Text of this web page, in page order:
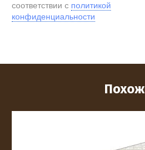
соответствии с политикой
конфиденциальности